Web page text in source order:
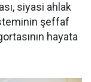
siyasi ahlak
şeffaf
hayata